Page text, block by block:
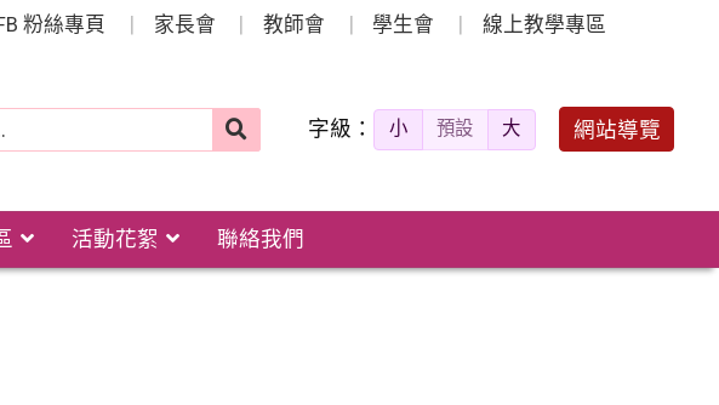
粉絲專頁 家長會 教師會 學生會 線上教學專區
字級： 小 預設 大 網站導覽
活動花絮 聯絡我們